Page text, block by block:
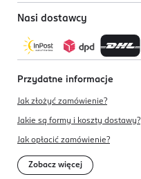
Nasi dostawcy
Przydatne informacje
Jak złożyć zamówienie?
Jakie są formy i koszty dostawy?
Jak opłacić zamówienie?
Zobacz więcej